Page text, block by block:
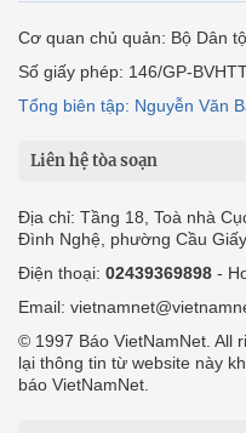
Cơ quan chủ quản: Bộ Dân
Số giấy phép: 146/GP-
Tổng biên tập: Nguyễn Văn
Liên hệ tòa soạn
Địa chỉ: Tầng 18, Toà nhà
Đình Nghệ, phường Cầu
Điện thoại: 02439369898 -
Email:
© 1997 Báo VietNamNet. All
lại thông tin từ website này
báo VietNamNet.